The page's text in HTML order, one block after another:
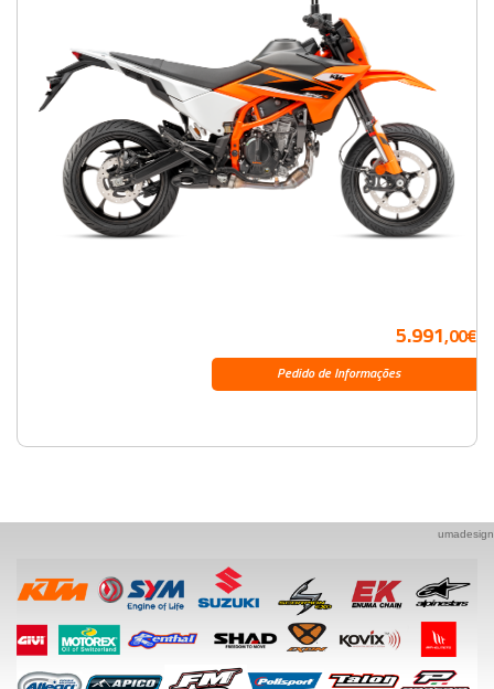
5.991,00€
Pedido de Informações
umadesign